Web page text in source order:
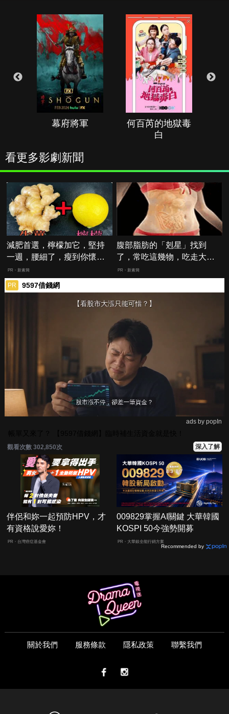
幕府將軍
何百芮的地獄毒
白
看更多影劇新聞
減肥首選，檸檬加它，堅持
一週，腰細了，瘦到你懷疑
人生
PR・新素簡
腹部脂肪的「剋星」找到
了，常吃這幾物，吃走大肚
囊，瘦出小蠻腰
PR・新素簡
PR 9597借錢網
ads by popIn
觀看次數 302,850次 深入了解
伴侶和妳一起預防HPV，才
有資格說愛妳！
PR・台灣癌症基金會
009829掌握AI關鍵 大華韓國
KOSPI 50今強勢開募
PR・大華銀全能行銷方案
Recommended by
關於我們 服務條款 隱私政策 聯繫我們